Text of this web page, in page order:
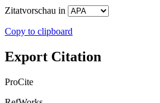
Zitatvorschau in
Copy to clipboard
Export Citation
ProCite